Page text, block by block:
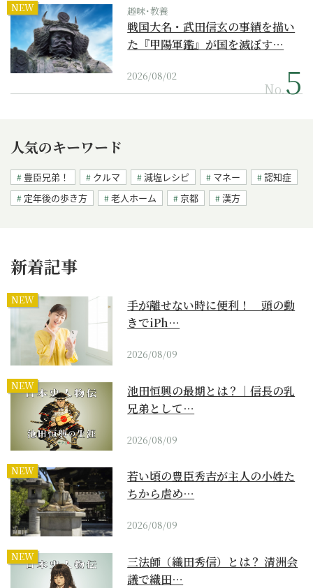
NEW 趣味･教養
戦国大名・武田信玄の事績を描い
た『甲陽軍鑑』が国を滅ぼす…
2026/08/02
No.
人気のキーワード
豊臣兄弟！ クルマ 減塩レシピ マネー
認知症
定年後の歩き方
老人ホーム 京都 漢方
新着記事
NEW
手が離せない時に便利！ 頭の動
きでiPh…
2026/08/09
NEW
池田恒興の最期とは？｜信長の乳
兄弟として…
2026/08/09
NEW
若い頃の豊臣秀吉が主人の小姓た
ちから虐め…
2026/08/09
NEW
三法師（織田秀信）とは？ 清洲会
議で織田…